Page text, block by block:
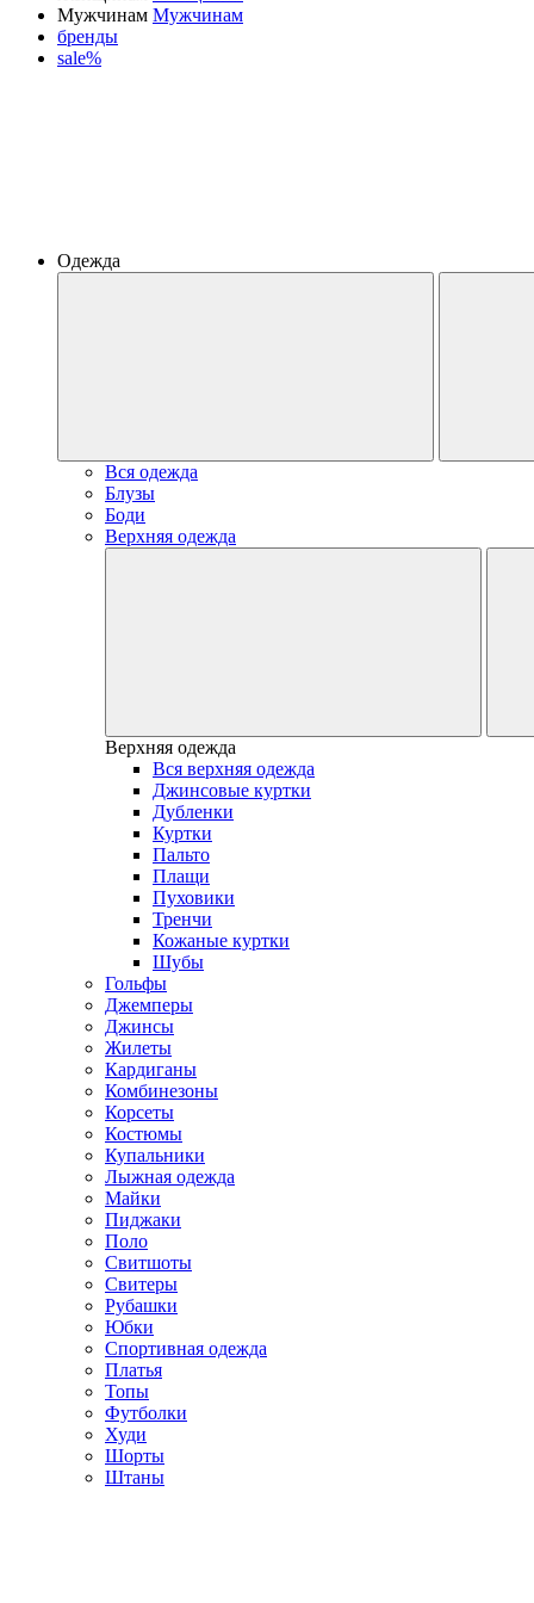
Мужчинам Мужчинам
бренды
sale%
Одежда
Вся одежда
Блузы
Боди
Верхняя одежда
Верхняя одежда
Вся верхняя одежда
Джинсовые куртки
Дубленки
Куртки
Пальто
Плащи
Пуховики
Тренчи
Кожаные куртки
Шубы
Гольфы
Джемперы
Джинсы
Жилеты
Кардиганы
Комбинезоны
Корсеты
Костюмы
Купальники
Лыжная одежда
Майки
Пиджаки
Поло
Свитшоты
Свитеры
Рубашки
Юбки
Спортивная одежда
Платья
Топы
Футболки
Худи
Шорты
Штаны